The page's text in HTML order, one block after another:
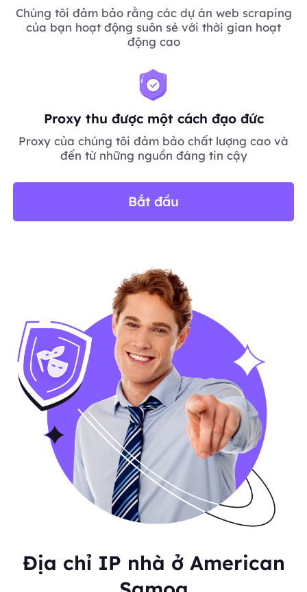
Chúng tôi đảm bảo rằng các dự án web scraping
của bạn hoạt động suôn sẻ với thời gian hoạt
động cao
Proxy thu được một cách đạo đức
Proxy của chúng tôi đảm bảo chất lượng cao và
đến từ những nguồn đáng tin cậy
Bắt đầu
Địa chỉ IP nhà ở American